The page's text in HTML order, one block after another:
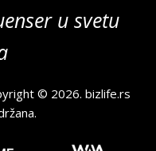
u svetu
© 2026.bizlife.rs